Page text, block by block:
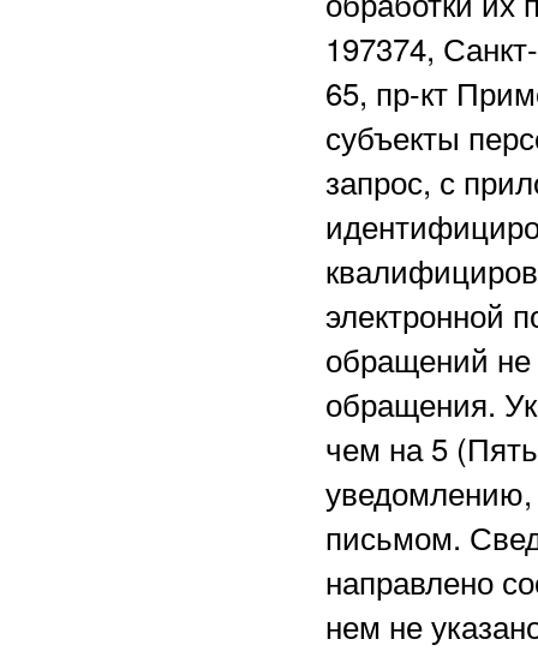
197374,
65, пр-кт
субъекты
запрос, с
электронной
обращений
обращения.
чем на 5
уведомлению,
письмом.
направлено
нем не